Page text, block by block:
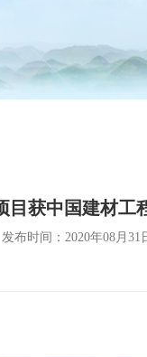
目获中国建材工
发布时间：2020年08月31